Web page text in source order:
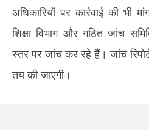
अधिकारियों पर कार्रवाई की भी
शिक्षा विभाग और गठित जांच
स्तर पर जांच कर रहे हैं। जांच
तय की जाएगी।